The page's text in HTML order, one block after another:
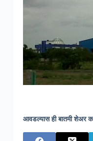
आवडल्यास ही बातमी शेअर